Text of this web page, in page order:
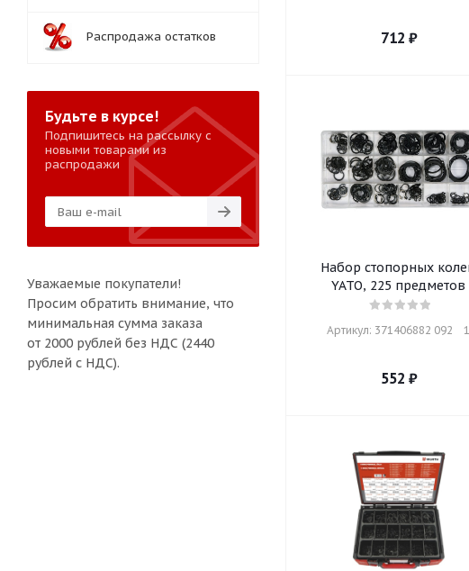
712 ₽
Набор стопорных
YATO, 225 предметов
Артикул: 371406882 092    1
552 ₽
Распродажа остатков
Будьте в курсе!
Подпишитесь на рассылку с
новыми товарами из
распродажи
Уважаемые покупатели!
Просим обратить внимание, что
минимальная сумма заказа
от 2000 рублей без НДС (2440
рублей с НДС).